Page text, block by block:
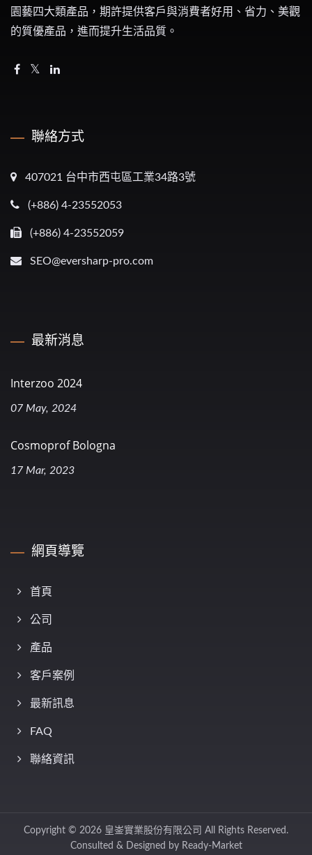
園藝四大類產品，期許提供客戶與消費者好用、省力、美觀
的質優產品，進而提升生活品質。
聯絡方式
407021 台中市西屯區工業34路3號
(+886) 4-23552053
(+886) 4-23552059
SEO@eversharp-pro.com
最新消息
Interzoo 2024
07 May, 2024
Cosmoprof Bologna
17 Mar, 2023
網頁導覽
首頁
公司
產品
客戶案例
最新訊息
FAQ
聯絡資訊
Copyright © 2026 皇崟實業股份有限公司 All Rights Reserved.
Consulted & Designed by Ready-Market